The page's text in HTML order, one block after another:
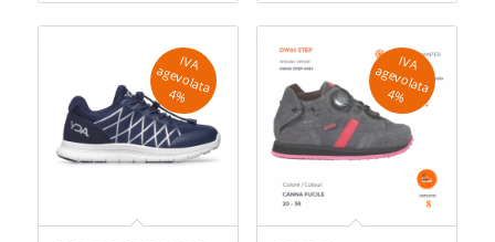
a
190,00 €
IV
A
a
g
e
v
o
la
ta
4
%
IV
A
a
g
e
v
o
la
ta
4
%